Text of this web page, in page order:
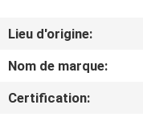
AU
SUJET
Lieu d'origine:
Nom de marque:
Certification: